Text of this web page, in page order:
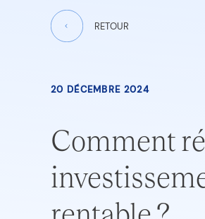
RETOUR
20 DÉCEMBRE 2024
Comment